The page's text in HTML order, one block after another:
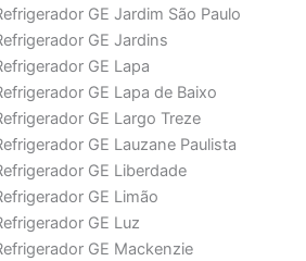
GE Jardim São Paulo
GE Jardins
GE Lapa
GE Lapa de Baixo
GE Largo Treze
GE Lauzane Paulista
GE Liberdade
GE Limão
GE Luz
GE Mackenzie